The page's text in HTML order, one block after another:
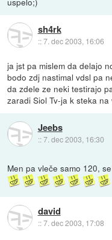
sh4rk
::7. dec 2003, 16:06
ja jst pa mislem da delajo
bodo zdj nastimal vdsl pa
da zdele ze neki testirajo
zaradi Siol Tv-ja k steka
Jeebs
::7. dec 2003, 16:30
Men pa vleče samo 120,
david
::7. dec 2003, 17:08